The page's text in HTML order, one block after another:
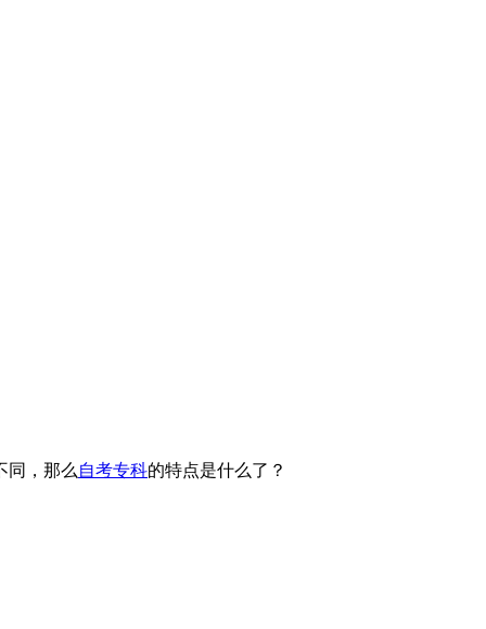
同，那么 自考专科的特点是什么了？